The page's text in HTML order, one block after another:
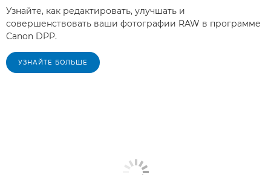
Узнайте, как редактировать, улучшать и
совершенствовать ваши фотографии RAW в программе
Canon DPP.
УЗНАЙТЕ БОЛЬШЕ